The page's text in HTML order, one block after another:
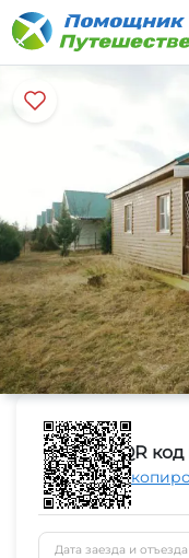
QR
Дата заезда и отъезда